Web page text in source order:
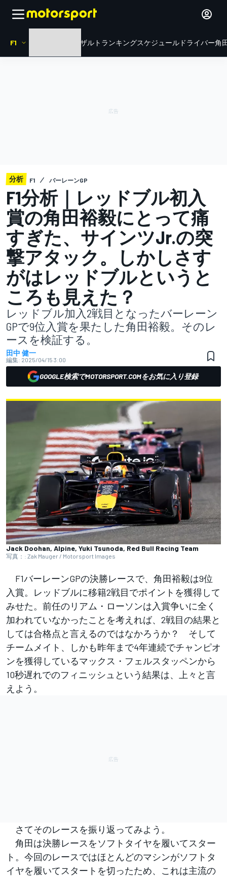
F1 リザルト ランキングスケジュール ドライバー角
分析 F1 バーレーンGP
F1分析｜レッドブル初入
賞の角田裕毅にとって痛
すぎた、サインツJr.の突
撃アタック。しかしさす
がはレッドブルというと
ころも見えた？
レッドブル加入2戦目となったバーレーン
GPで9位入賞を果たした角田裕毅。そのレ
ースを検証する。
田中 健一
編集: 2025/04/15 3:00
GOOGLE検索でMOTORSPORT.COMをお気に入り登録
Jack Doohan, Alpine, Yuki Tsunoda, Red Bull Racing Team
写真：: Zak Mauger / Motorsport Images
F1バーレーンGPの決勝レースで、角田裕毅は9位
入賞。レッドブルに移籍2戦目でポイントを獲得して
みせた。前任のリアム・ローソンは入賞争いに全く
加われていなかったことを考えれば、2戦目の結果と
しては合格点と言えるのではなかろうか？ そして
チームメイト、しかも昨年まで4年連続でチャンピオ
ンを獲得しているマックス・フェルスタッペンから
10秒遅れでのフィニッシュという結果は、上々と言
えよう。
さてそのレースを振り返ってみよう。
角田は決勝レースをソフトタイヤを履いてスター
ト。今回のレースではほとんどのマシンがソフトタ
イヤを履いてスタートを切ったため、これは主流の